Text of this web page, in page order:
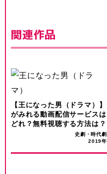
関連作品
【王になった男（ドラマ）】
がみれる動画配信サービスは
どれ？無料視聴する方法は？
史劇・時代劇
2019年